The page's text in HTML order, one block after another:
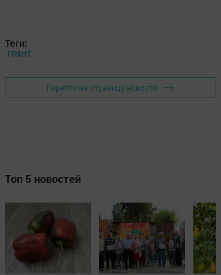
Теги:
ГРАНТ
Перейти на страницу новости
Топ 5 новостей